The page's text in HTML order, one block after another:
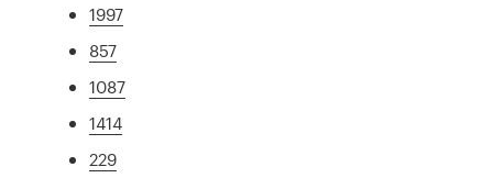
1997
857
1087
1414
229